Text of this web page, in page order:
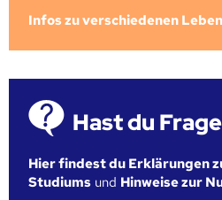
Infos zu verschiedenen
Hast du
Hier findest du Erklärungen
Studiums und Hinweise zur